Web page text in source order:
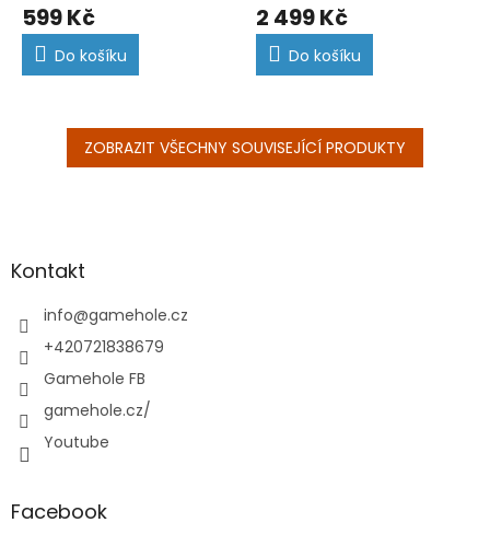
599 Kč
Do košíku
2 499 Kč
Do košíku
ZOBRAZIT VŠECHNY SOUVISEJÍCÍ PRODUKTY
aKontakt
info@gamehole.cz
+420721838679
Gamehole FB
gamehole.cz/
Youtube
Facebook